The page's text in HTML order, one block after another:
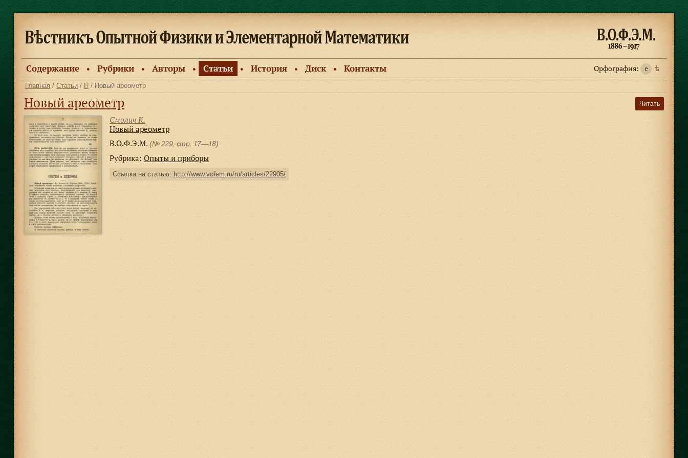
Содержание ● Рубрики ● Авторы ● Статьи ● История ● Диск ● Контакты Орфография: e ѣ
Главная / Статьи / Н / Новый ареометр
Читать
Новый ареометр
Смолич К.
Новый ареометр
В.О.Ф.Э.М. (№ 229, стр. 17—18)
Рубрика: Опыты и приборы
Ссылка на статью: http://www.vofem.ru/ru/articles/22905/